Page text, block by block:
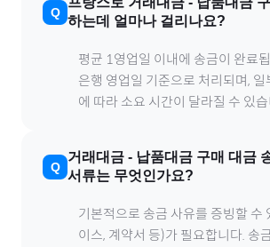
하는데 얼마나 걸리나요?
평균 1영업일 이내에 송금이 완료
은행 영업일 기준으로 처리되며, 일
에 따라 소요 시간이 달라질 수 있
거래대금 - 납품대금 구매 대금
서류는 무엇인가요?
기본적으로 송금 사유를 증빙할 수
이스, 계약서 등)가 필요합니다. 송